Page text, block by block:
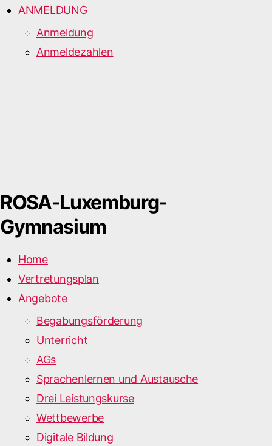
ANMELDUNG
Anmeldung
Anmeldezahlen
ROSA-Luxemburg-
Gymnasium
Home
Vertretungsplan
Angebote
Begabungsförderung
Unterricht
AGs
Sprachenlernen und Austausche
Drei Leistungskurse
Wettbewerbe
Digitale Bildung